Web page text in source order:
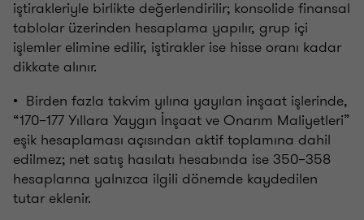
iştirakleriyle birlikte değerlendirilir; konsolide finansal
tablolar üzerinden hesaplama yapılır, grup içi
işlemler elimine edilir, iştirakler ise hisse oranı kadar
dikkate alınır.
• Birden fazla takvim yılına yayılan inşaat işlerinde,
“170–177 Yıllara Yaygın İnşaat ve Onarım Maliyetleri”
eşik hesaplaması açısından aktif toplamına dahil
edilmez; net satış hasılatı hesabında ise 350–358
hesaplarına yalnızca ilgili dönemde kaydedilen
tutar eklenir.